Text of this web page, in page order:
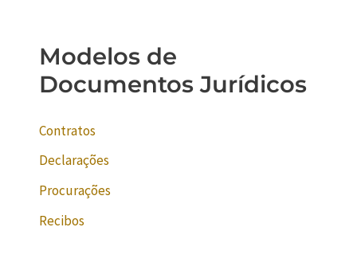
Modelos de
Documentos Jurídicos
Contratos
Declarações
Procurações
Recibos